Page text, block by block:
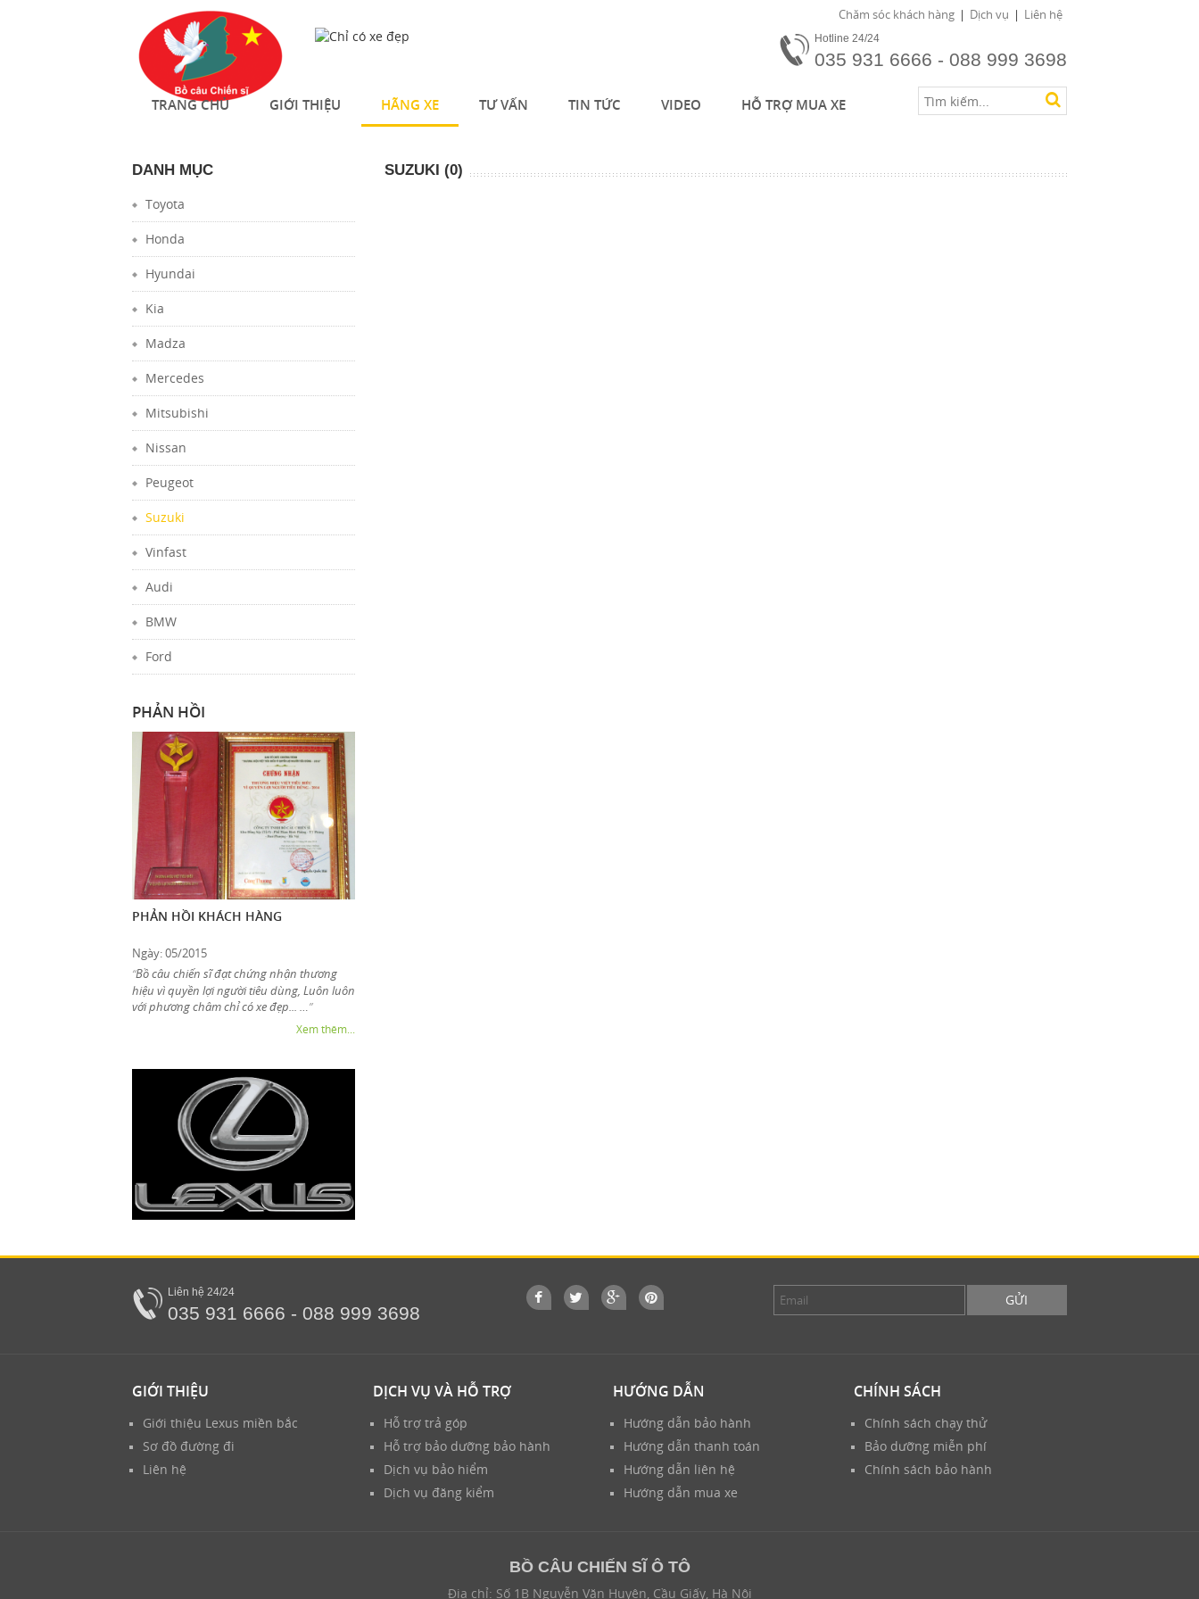
Chăm sóc khách hàng Dịch vụ Liên hệ
Hotline 24/24
035 931 6666 - 088 999 3698
TRANG CHỦ GIỚI THIỆU HÃNG XE TƯ VẤN TIN TỨC VIDEO HỖ TRỢ MUA XE
SUZUKI (0)
DANH MỤC
Toyota
Honda
Hyundai
Kia
Madza
Mercedes
Mitsubishi
Nissan
Peugeot
Suzuki
Vinfast
Audi
BMW
Ford
PHẢN HỒI
PHẢN HỒI KHÁCH HÀNG
Ngày: 05/2015
“Bồ câu chiến sĩ đạt chứng nhận thương
hiệu vì quyền lợi người tiêu dùng, Luôn luôn
với phương châm chỉ có xe đẹp... … ”
Xem thêm...
Liên hệ 24/24
035 931 6666 - 088 999 3698
GỬI
GIỚI THIỆU
Giới thiệu Lexus miền bắc
Sơ đồ đường đi
Liên hệ
DỊCH VỤ VÀ HỖ TRỢ
Hỗ trợ trả góp
Hỗ trợ bảo dưỡng bảo hành
Dịch vụ bảo hiểm
Dịch vụ đăng kiểm
HƯỚNG DẪN
Hướng dẫn bảo hành
Hướng dẫn thanh toán
Hướng dẫn liên hệ
Hướng dẫn mua xe
CHÍNH SÁCH
Chính sách chạy thử
Bảo dưỡng miễn phí
Chính sách bảo hành
BỒ CÂU CHIẾN SĨ Ô TÔ
Địa chỉ: Số 1B Nguyễn Văn Huyên, Cầu Giấy, Hà Nội